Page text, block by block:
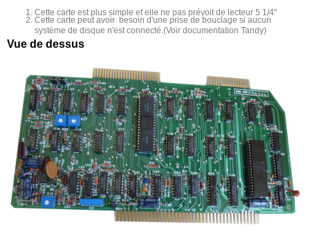
Cette carte est plus simple et elle ne pas prévoit de lecteur 5 1/4"
Cette carte peut avoir besoin d'une prise de bouclage si aucun
système de disque n'est connecté. (Voir documentation Tandy)
Vue de dessus